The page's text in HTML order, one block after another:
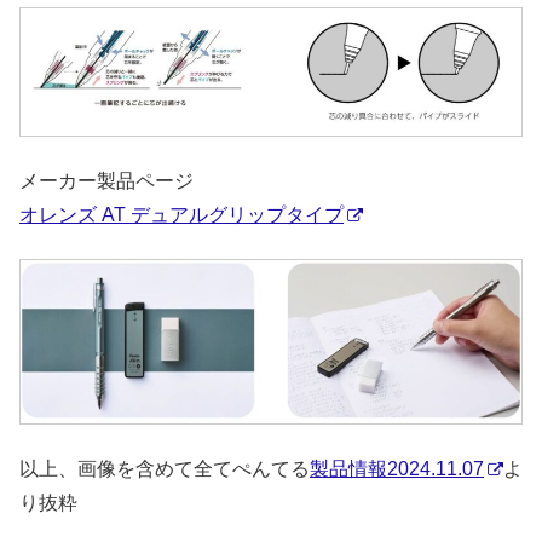
メーカー製品ページ
オレンズ AT デュアルグリップタイプ
以上、画像を含めて全てぺんてる製品情報2024.11.07
よ
り抜粋